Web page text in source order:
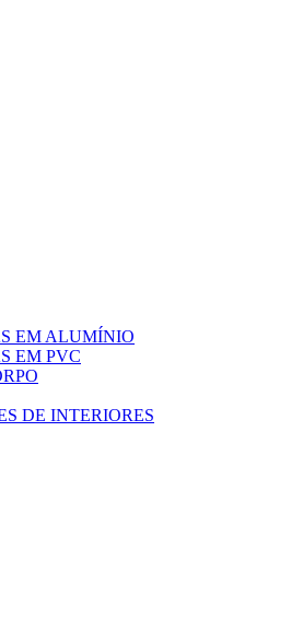
EM ALUMÍNIO
EM PVC
DE INTERIORES